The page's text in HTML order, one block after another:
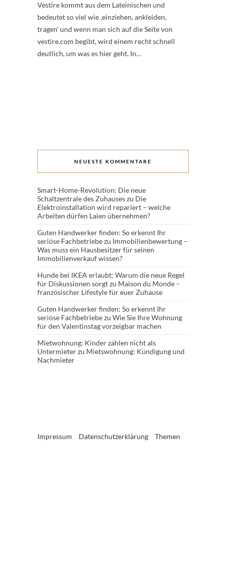
Vestire kommt aus dem Lateinischen und
bedeutet so viel wie ‚einziehen, ankleiden,
tragen‘ und wenn man sich auf die Seite von
vestire.com begibt, wird einem recht schnell
deutlich, um was es hier geht. In…
NEUESTE KOMMENTARE
Smart-Home-Revolution: Die neue
Schaltzentrale des Zuhauseszu Die
Elektroinstallation wird repariert – welche
Arbeiten dürfen Laien übernehmen?
Guten Handwerker finden: So erkennt Ihr
seriöse Fachbetriebezu Immobilienbewertung –
Was muss ein Hausbesitzer für seinen
Immobilienverkauf wissen?
Hunde bei IKEA erlaubt: Warum die neue Regel
für Diskussionen sorgtzu Maison du Monde –
französischer Lifestyle für euer Zuhause
Guten Handwerker finden: So erkennt Ihr
seriöse Fachbetriebezu Wie Sie Ihre Wohnung
für den Valentinstag vorzeigbar machen
Mietwohnung: Kinder zählen nicht als
Untermieterzu Mietswohnung: Kündigung und
Nachmieter
Impressum Datenschutzerklärung Themen